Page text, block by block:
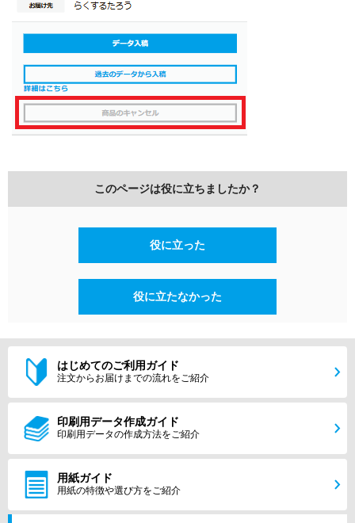
このページは役に立ちましたか？
役に立った
役に立たなかった
はじめてのご利用ガイド
注文からお届けまでの流れをご紹介
印刷用データ作成ガイド
印刷用データの作成方法をご紹介
用紙ガイド
用紙の特徴や選び方をご紹介